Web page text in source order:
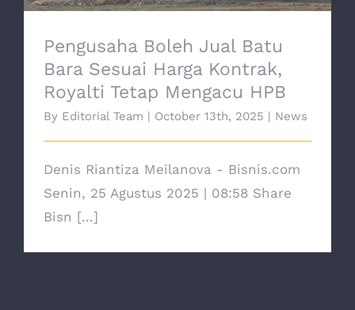
Pengusaha Boleh Jual Batu
Bara Sesuai Harga Kontrak,
Royalti Tetap Mengacu HPB
By Editorial Team | October 13th, 2025 | News
Denis Riantiza Meilanova - Bisnis.com
Senin, 25 Agustus 2025 | 08:58 Share
Bisn [...]